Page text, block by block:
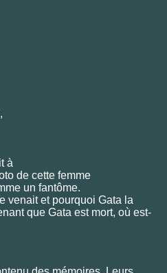
à
de cette femme
un fantôme.
venait et pourquoi Gata la
que Gata est mort, où est-